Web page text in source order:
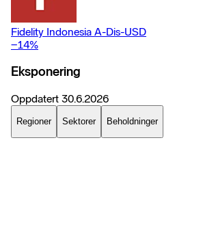
Fidelity Indonesia A-Dis-USD
−14%
Eksponering
Oppdatert 30.6.2026
Regioner Sektorer Beholdninger